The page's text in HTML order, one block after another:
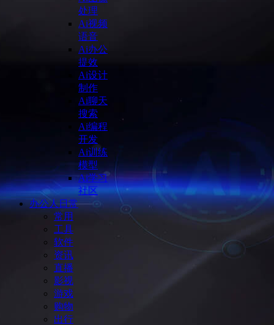
处理
Ai视频
语音
Ai办公
提效
Ai设计
制作
Ai聊天
搜索
Ai编程
开发
Ai训练
模型
Ai学习
社区
办公人日常
常用
工具
软件
资讯
直播
影视
游戏
购物
出行